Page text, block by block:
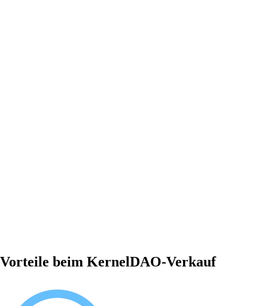
Vorteile beim KernelDAO-Verkauf